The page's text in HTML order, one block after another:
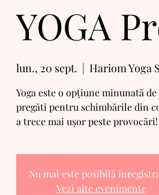
YOGA
lun., 20 sept.
  |
Hariom Yoga
Yoga este o opțiune minunată
pregăti pentru schimbările din
a trece mai ușor peste provocări!
Nu mai este posibilă
Vezi alte evenimente